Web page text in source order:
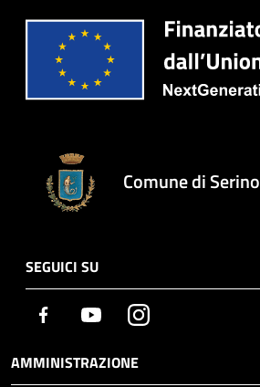
Comune di Serino
SEGUICI SU
Facebook YoutubeInstagram
AMMINISTRAZIONE